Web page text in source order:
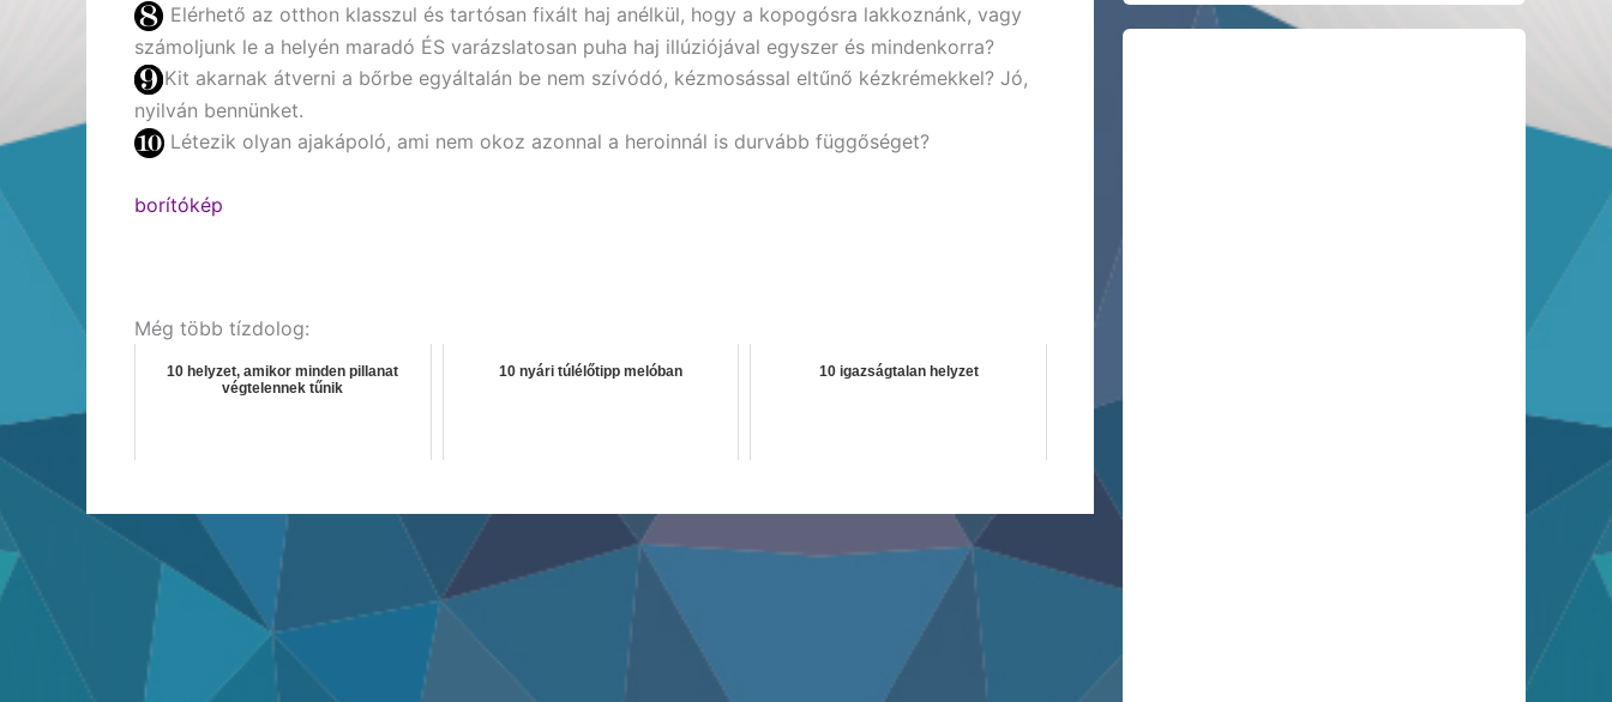
Elérhető az otthon klasszul és tartósan fixált haj anélkül, hogy a kopogósra lakkoznánk, vagy
számoljunk le a helyén maradó ÉS varázslatosan puha haj illúziójával egyszer és mindenkorra?
Kit akarnak átverni a bőrbe egyáltalán be nem szívódó, kézmosással eltűnő kézkrémekkel? Jó,
nyilván bennünket.
Létezik olyan ajakápoló, ami nem okoz azonnal a heroinnál is durvább függőséget?
borítókép
Még több tízdolog:
10 helyzet, amikor minden pillanat
végtelennek tűnik
10 nyári túlélőtipp melóban 10 igazságtalan helyzet